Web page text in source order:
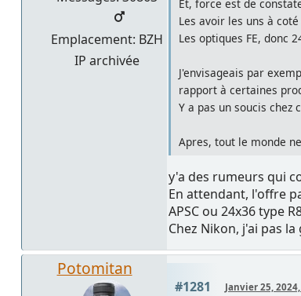
Emplacement: BZH
IP archivée
Et, force est de
Les avoir les uns à
Les optiques FE, donc
J'envisageais par
rapport à certaines
Y a pas un soucis chez
Apres, tout le monde
y'a des rumeurs qui
En attendant, l'offre
APSC ou 24x36 type
Chez Nikon, j'ai pas
Potomitan
#1281 Janvier 25,